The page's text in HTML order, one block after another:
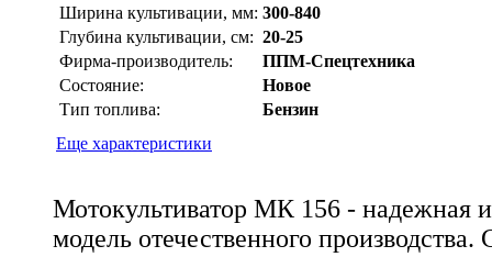
Ширина культивации, мм: 300-840
Глубина культивации, см: 20-25
Фирма-производитель:
ППМ-Спецтехника
Состояние:
Новое
Тип топлива:
Бензин
Еще характеристики
Мотокультиватор МК 156 - надежная и
модель отечественного производства.